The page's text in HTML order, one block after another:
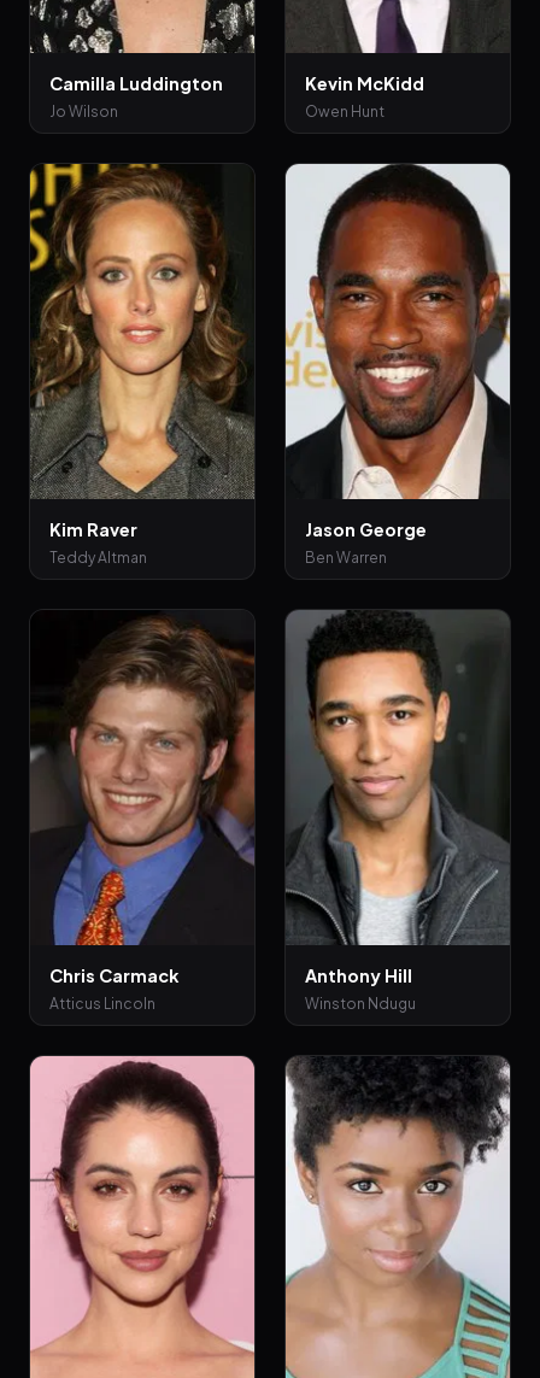
Camilla Luddington
Jo Wilson
Kevin McKidd
Owen Hunt
Kim Raver
Teddy Altman
Jason George
Ben Warren
Chris Carmack
Atticus Lincoln
Anthony Hill
Winston Ndugu